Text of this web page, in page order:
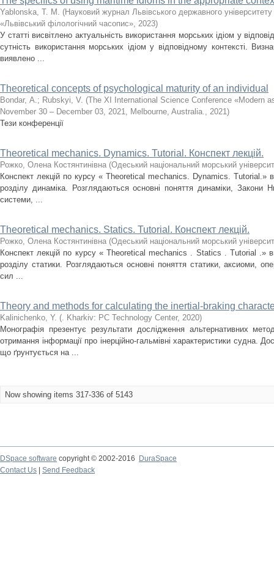
Yablonska, T. M. (Науковий журнал Львівського державного університету
«Львівський філологічний часопис», 2023)
У статті висвітлено актуальність використання морських ідіом у
сутність використання морських ідіом у відповідному контексті.
виявлено ...
Theoretical concepts of psychological maturity of an individual
Bondar, А.; Rubskyi, V. (The XI International Science Conference «Modern
November 30 – December 03, 2021, Melbourne, Australia., 2021)
Тези конференції
Theoretical mechanics. Dynamics. Tutorial. Конспект лекцій.
Рожко, Олена Костянтинівна (Одеський національний морський
Конспект лекцій по курсу « Theoretical mechanics. Dynamics. Tutorial.»
розділу динаміка. Розглядаються основні поняття динаміки, Закони
системи, ...
Theoretical mechanics. Statics. Tutorial. Конспект лекцій.
Рожко, Олена Костянтинівна (Одеський національний морський
Конспект лекцій по курсу « Theoretical mechanics . Statics . Tutorial .»
розділу статики. Розглядаються основні поняття статики, аксиоми,
сил ...
Theory and methods for calculating the inertial-braking
Kalinichenko, Y. (. Kharkiv: PC Technology Center, 2020)
Монографія презентує результати дослідження альтернативних
отримання інформації про інерційно-гальмівні характеристики судна.
що ґрунтується на ...
Now showing items 317-336 of 5143
DSpace software copyright © 2002-2016
DuraSpace
Contact Us
Send Feedback